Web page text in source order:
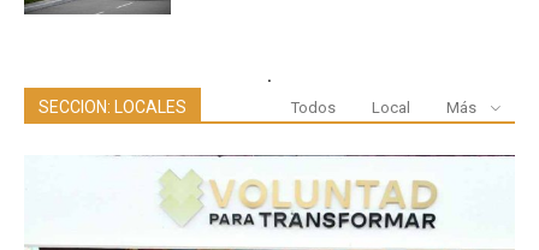
.
SECCION: LOCALES Todos Local Más